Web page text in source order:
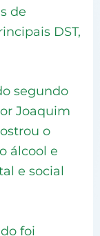
de
DST,
segundo
Joaquim
o
álcool e
e social
foi